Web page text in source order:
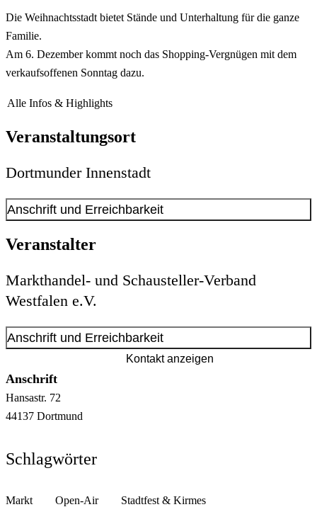
Die Weihnachtsstadt bietet Stände und Unterhaltung für die ganze
Familie.
Am 6. Dezember kommt noch das Shopping-Vergnügen mit dem
verkaufsoffenen Sonntag dazu.
Alle Infos & Highlights
Veranstaltungsort
Dortmunder Innenstadt
Anschrift und Erreichbarkeit
Veranstalter
Markthandel- und Schausteller‑Verband
Westfalen e.V.
Anschrift und Erreichbarkeit
Kontakt anzeigen
Anschrift
Hansastr. 72
44137 Dortmund
Schlagwörter
Markt Open-Air Stadtfest & Kirmes